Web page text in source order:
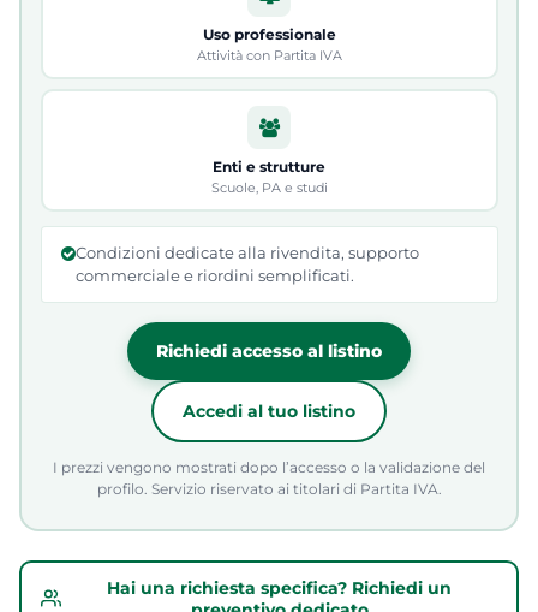
Uso professionale
Attività con Partita IVA
Enti e strutture
Scuole, PA e studi
Condizioni dedicate alla rivendita, supporto
commerciale e riordini semplificati.
Richiedi accesso al listino
Accedi al tuo listino
I prezzi vengono mostrati dopo l’accesso o la validazione del
profilo. Servizio riservato ai titolari di Partita IVA.
Hai una richiesta specifica? Richiedi un